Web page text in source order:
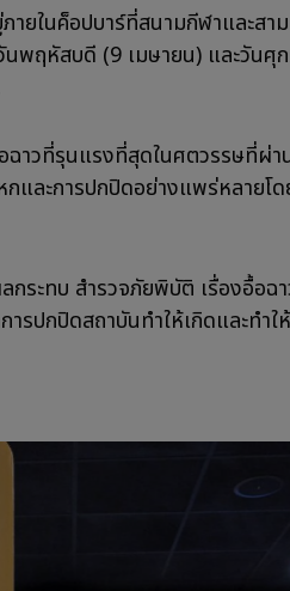
ยในค็อปบาร์ที่สนามกีฬาและสาม
นพฤหัสบดี (9 เมษายน) และวันศุ
ฉาวที่รุนแรงที่สุดในศตวรรษที่ผ่า
และการปกปิดอย่างแพร่หลายโ
ระทบ สำรวจภัยพิบัติ เรื่องอื้อฉ
ารปกปิดสถาบันทำให้เกิดและทำใ